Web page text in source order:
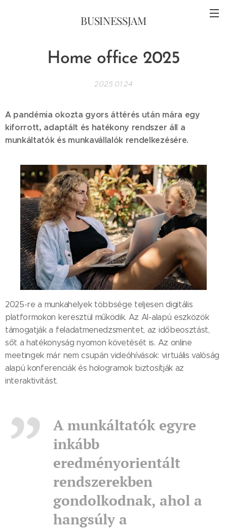
BUSINESSJAM
Home office 2025
2025.01.24
A pandémia okozta gyors áttérés után mára egy
kiforrott, adaptált és hatékony rendszer áll a
munkáltatók és munkavállalók rendelkezésére.
2025-re a munkahelyek többsége teljesen digitális
platformokon keresztül működik. Az AI-alapú eszközök
támogatják a feladatmenedzsmentet, az időbeosztást,
sőt a hatékonyság nyomon követését is. Az online
meetingek már nem csupán videóhívások: virtuális valóság
alapú konferenciák és hologramok biztosítják az
interaktivitást.
A munkáltatók egyre
inkább
eredményorientált
rendszerekben
gondolkodnak, ahol a
hangsúly a